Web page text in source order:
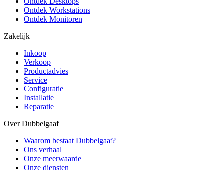
Ontdek Workstations
Ontdek Monitoren
Zakelijk
Inkoop
Verkoop
Productadvies
Service
Configuratie
Installatie
Reparatie
Over Dubbelgaaf
Waarom bestaat Dubbelgaaf?
Ons verhaal
Onze meerwaarde
Onze diensten